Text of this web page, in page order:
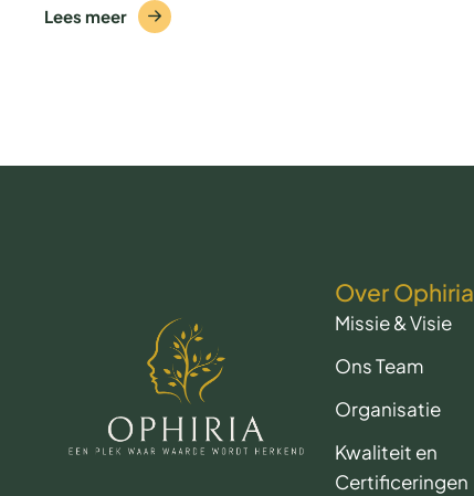
Lees meer
Over Ophiria
Missie & Visie
Ons Team
Organisatie
Kwaliteit en
Certificeringen